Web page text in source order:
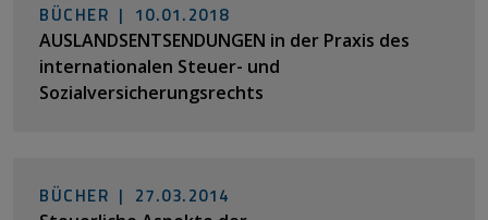
BÜCHER | 10.01.2018
AUSLANDSENTSENDUNGEN in der Praxis des
internationalen Steuer- und
Sozialversicherungsrechts
BÜCHER | 27.03.2014